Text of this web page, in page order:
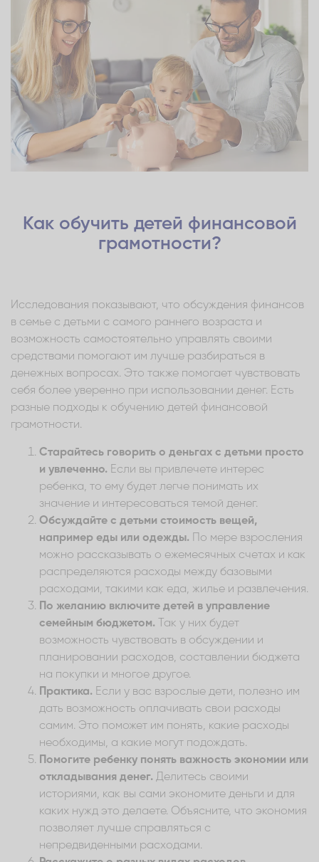
Как обучить детей финансовой
грамотности?
Исследования показывают, что обсуждения финансов
в семье с детьми с самого раннего возраста и
возможность самостоятельно управлять своими
средствами помогают им лучше разбираться в
денежных вопросах. Это также помогает чувствовать
себя более уверенно при использовании денег. Есть
разные подходы к обучению детей финансовой
грамотности.
Старайтесь говорить о деньгах с детьми просто
и увлеченно. Если вы привлечете интерес
ребенка, то ему будет легче понимать их
значение и интересоваться темой денег.
Обсуждайте с детьми стоимость вещей,
например еды или одежды. По мере взросления
можно рассказывать о ежемесячных счетах и как
распределяются расходы между базовыми
расходами, такими как еда, жилье и развлечения.
По желанию включите детей в управление
семейным бюджетом. Так у них будет
возможность чувствовать в обсуждении и
планировании расходов, составлении бюджета
на покупки и многое другое.
Практика. Если у вас взрослые дети, полезно им
дать возможность оплачивать свои расходы
самим. Это поможет им понять, какие расходы
необходимы, а какие могут подождать.
Помогите ребенку понять важность экономии или
откладывания денег. Делитесь своими
историями, как вы сами экономите деньги и для
каких нужд это делаете. Объясните, что экономия
позволяет лучше справляться с
непредвиденными расходами.